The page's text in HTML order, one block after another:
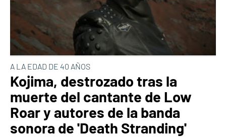
A LA EDAD DE 40 AÑOS
Kojima, destrozado tras la
muerte del cantante de Low
Roar y autores de la banda
sonora de 'Death Stranding'